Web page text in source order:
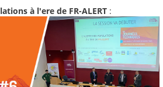
à l'ere de FR-ALERT :